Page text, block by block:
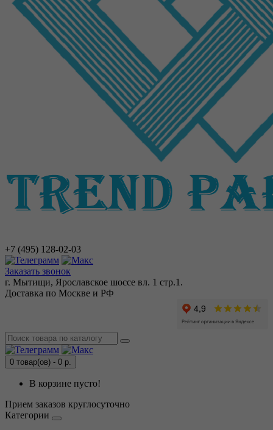
+7 (495) 128-02-03
Заказать звонок
г. Мытищи, Ярославское шоссе вл. 1 стр.1.
Доставка по Москве и РФ
0 товар(ов) - 0 р.
В корзине пусто!
Прием заказов круглосуточно
Категории